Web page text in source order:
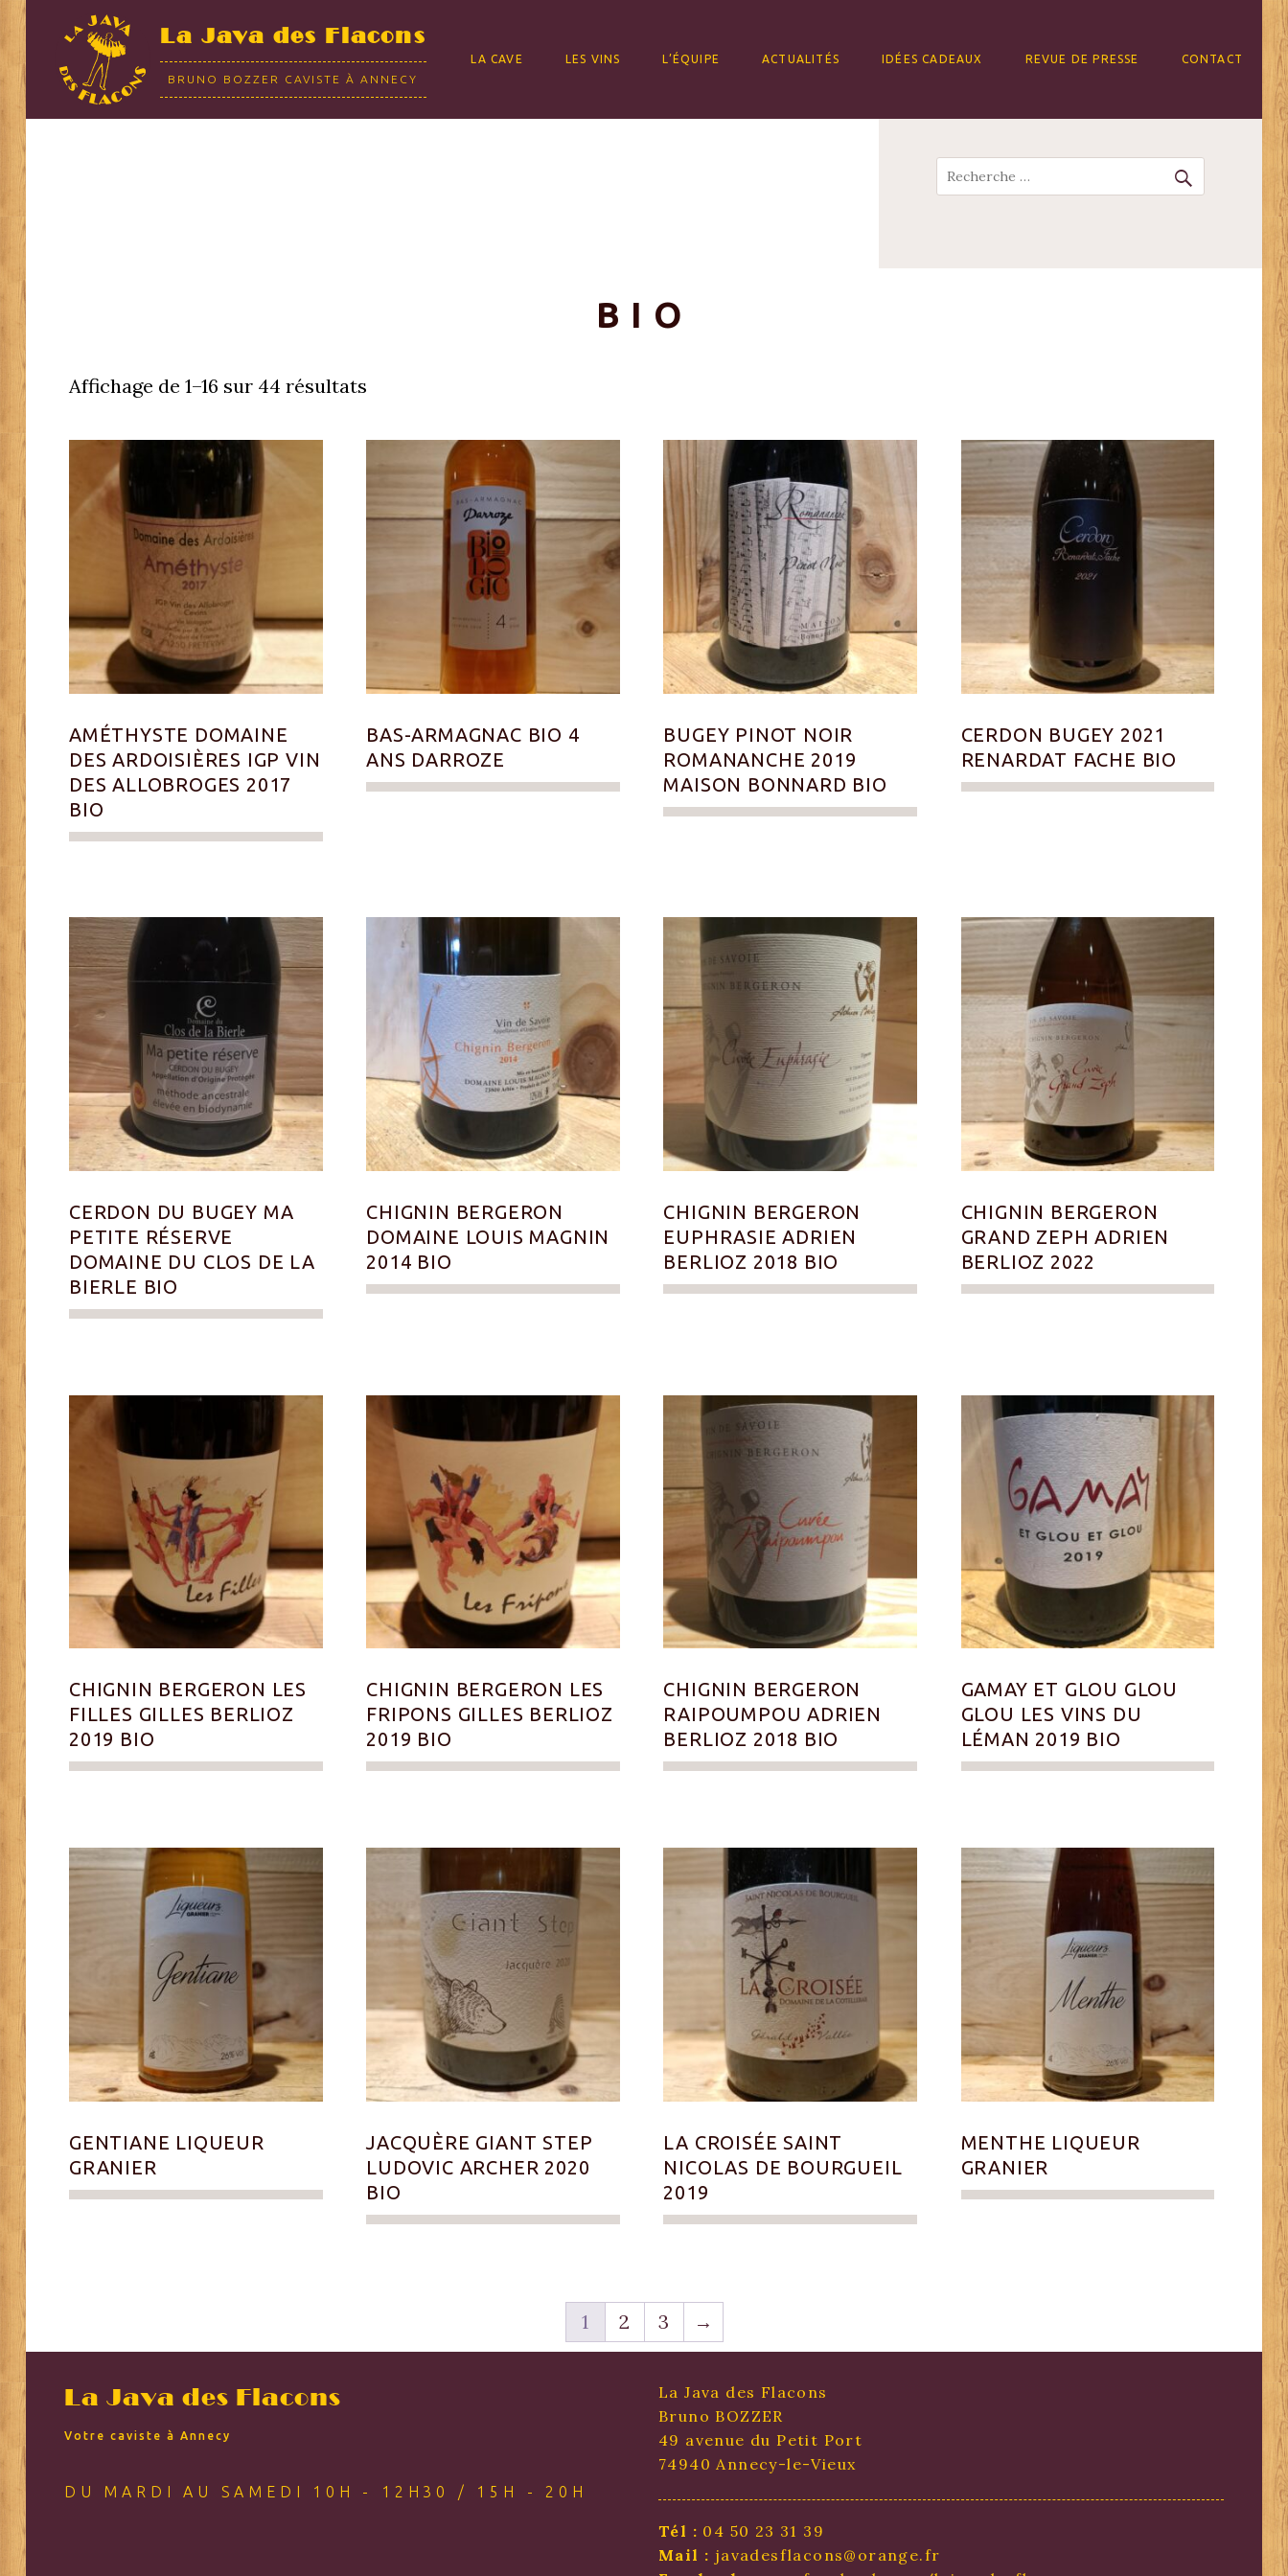
La Java des Flacons
BRUNO BOZZER CAVISTE À ANNECY
LA CAVE LES VINS L’ÉQUIPE ACTUALITÉS IDÉES CADEAUX REVUE DE PRESSE CONTACT
Recherche
BIO
Affichage de 1–16 sur 44 résultats
AMÉTHYSTE DOMAINE
DES ARDOISIÈRES IGP VIN
DES ALLOBROGES 2017
BIO
BAS-ARMAGNAC BIO 4
ANS DARROZE
BUGEY PINOT NOIR
ROMANANCHE 2019
MAISON BONNARD BIO
CERDON BUGEY 2021
RENARDAT FACHE BIO
CERDON DU BUGEY MA
PETITE RÉSERVE
DOMAINE DU CLOS DE LA
BIERLE BIO
CHIGNIN BERGERON
DOMAINE LOUIS MAGNIN
2014 BIO
CHIGNIN BERGERON
EUPHRASIE ADRIEN
BERLIOZ 2018 BIO
CHIGNIN BERGERON
GRAND ZEPH ADRIEN
BERLIOZ 2022
CHIGNIN BERGERON LES
FILLES GILLES BERLIOZ
2019 BIO
CHIGNIN BERGERON LES
FRIPONS GILLES BERLIOZ
2019 BIO
CHIGNIN BERGERON
RAIPOUMPOU ADRIEN
BERLIOZ 2018 BIO
GAMAY ET GLOU GLOU
GLOU LES VINS DU
LÉMAN 2019 BIO
GENTIANE LIQUEUR
GRANIER
JACQUÈRE GIANT STEP
LUDOVIC ARCHER 2020
BIO
LA CROISÉE SAINT
NICOLAS DE BOURGUEIL
2019
MENTHE LIQUEUR
GRANIER
1 2 3 →
La Java des Flacons
Votre caviste à Annecy
DU MARDI AU SAMEDI 10H - 12H30 / 15H - 20H
La Java des Flacons
Bruno BOZZER
49 avenue du Petit Port
74940 Annecy-le-Vieux
Tél : 04 50 23 31 39
Mail : javadesflacons@orange.fr